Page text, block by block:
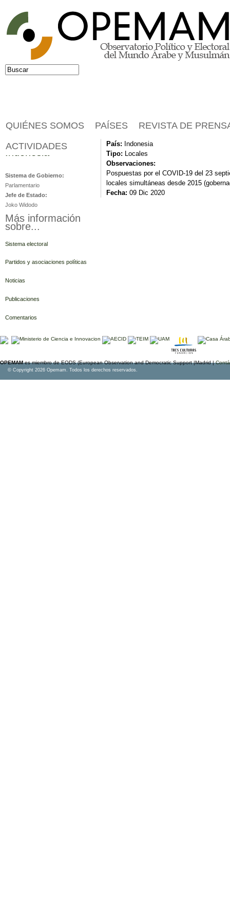
Jump to navigation
Formulario de búsqueda
Buscar
País: Indonesia
Tipo: Locales
Observaciones:
Pospuestas por el COVID-19 del 23
locales simultáneas desde 2015
Fecha: 09 Dic 2020
QUIÉNES SOMOS PAÍSES REVISTA DE
ACTIVIDADES
Indonesia
Sistema de Gobierno:
Parlamentario
Jefe de Estado:
Joko Widodo
Más información
sobre...
Sistema electoral
Partidos y asociaciones políticas
Noticias
Publicaciones
Comentarios
OPEMAMes miembro de EODS (European Observation and Democratic Support |Madrid |
© Copyright 2026 Opemam. Todos los derechos reservados.